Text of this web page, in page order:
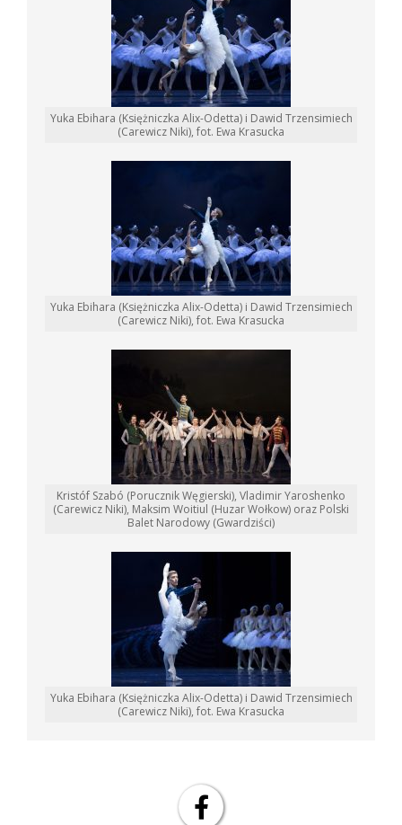
Yuka Ebihara (Księżniczka Alix-Odetta) i Dawid Trzensimiech
(Carewicz Niki), fot. Ewa Krasucka
Yuka Ebihara (Księżniczka Alix-Odetta) i Dawid Trzensimiech
(Carewicz Niki), fot. Ewa Krasucka
Kristóf Szabó (Porucznik Węgierski), Vladimir Yaroshenko
(Carewicz Niki), Maksim Woitiul (Huzar Wołkow) oraz Polski
Balet Narodowy (Gwardziści)
Yuka Ebihara (Księżniczka Alix-Odetta) i Dawid Trzensimiech
(Carewicz Niki), fot. Ewa Krasucka